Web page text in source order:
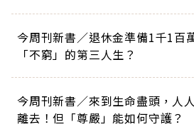
今周刊新書／退休金準備1千1百
「不窮」的第三人生？
今周刊新書／來到生命盡頭，人
離去！但「尊嚴」能如何守護？